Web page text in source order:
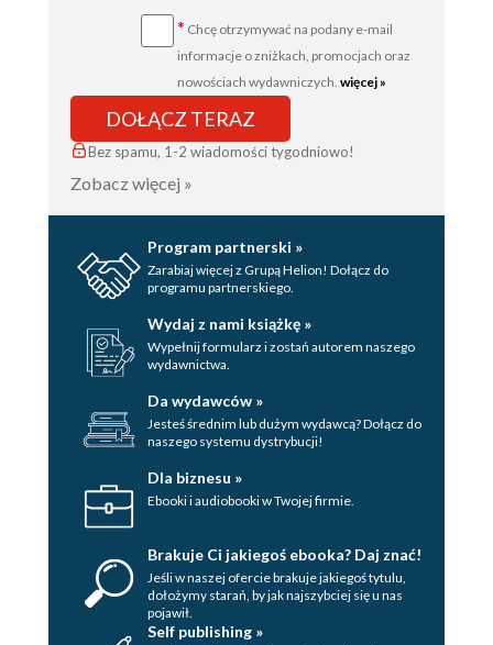
Część III - Rozdział 14
Od autora
* Chcę otrzymywać na podany e-mail
informacje o zniżkach, promocjach oraz
nowościach wydawniczych. więcej »
DOŁĄCZ TERAZ
Bez spamu, 1-2 wiadomości tygodniowo!
Zobacz więcej »
Program partnerski »
Zarabiaj więcej z Grupą Helion! Dołącz do
programu partnerskiego.
Wydaj z nami książkę »
Wypełnij formularz i zostań autorem naszego
wydawnictwa.
Da wydawców »
Jesteś średnim lub dużym wydawcą? Dołącz do
naszego systemu dystrybucji!
Dla biznesu »
Ebooki i audiobooki w Twojej firmie.
Brakuje Ci jakiegoś ebooka? Daj znać!
Jeśli w naszej ofercie brakuje jakiegoś tytulu,
dołożymy starań, by jak najszybciej się u nas
pojawił.
Self publishing »